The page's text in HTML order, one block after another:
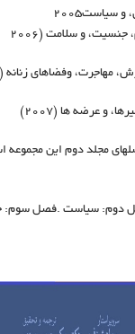
سیاست2005
و سلامت (2006
مهاجرت، وفضاهای زنانه (2007)
و عرضه ها (2007)
مجلد دوم این مجموعه
دوم: سیاست .فصل سوم: